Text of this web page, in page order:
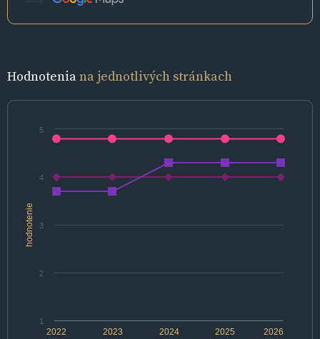
Hodnoteniana jednotlivých stránkach
hodnotenie
2022 2024 2026
2023 2025
1
2
3
4
5